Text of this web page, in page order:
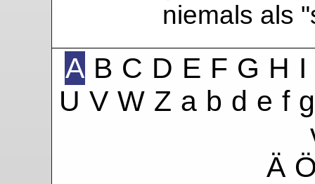
niemals als
A B C D E F G H I
U V W Z a b d e f g
Ä